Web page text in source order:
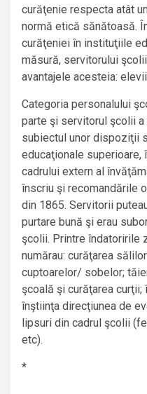
curăţenie respecta atât
normă etică sănătoasă.
curăţeniei în instituţiile
măsură, servitorului
avantajele acesteia:
Categoria personalului
parte şi servitorul şcolii
subiectul unor dispoziţii
educaţionale
cadrului extern al
înscriu şi recomandările
din 1865. Servitorii
purtare bună şi erau
şcolii. Printre îndatoririle
numărau: curăţarea
cuptoarelor/ sobelor;
şcoală şi curăţarea curţii;
înştiinţa direcţiunea de
lipsuri din cadrul şcolii
etc).
*